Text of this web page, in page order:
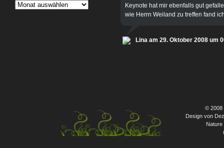
Keynote hat mir ebenfalls gut
wie Herrn Weiland zu treffen fand
Lina am 29. Oktober 2008 um
© 2008
Design von
Nature